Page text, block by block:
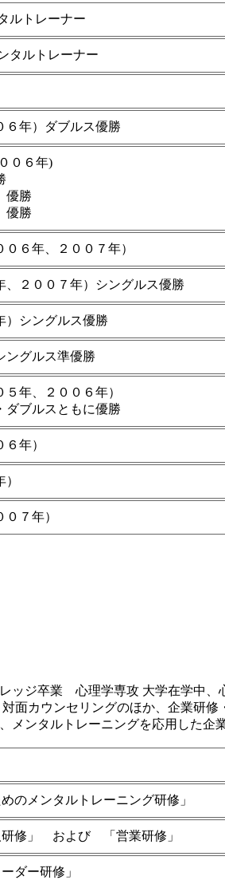
ルトレーナー
タルトレーナー
年）ダブルス優勝
０６年)
優勝
優勝
６年、２００７年）
、２００７年）シングルス優勝
）シングルス優勝
ングルス準優勝
年、２００６年）
ブルスともに優勝
年）
７年）
ジ卒業 心理学専攻 大学在学中、
面カウンセリングのほか、企業研
ンタルトレーニングを応用した企
のメンタルトレーニング研修」
研修」 および 「営業研修」
ダー研修」